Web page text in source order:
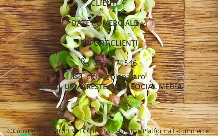
CLIENTI
DATE COMERCIALE
SUPORT CLIENTI
0731371546
office@biopest.ro
SOCIALURMARESTE-NE IN SOCIAL MEDIA
©Copyright S.C BIOPEST ECO INVEST SRL 2026Platforma E-commerce